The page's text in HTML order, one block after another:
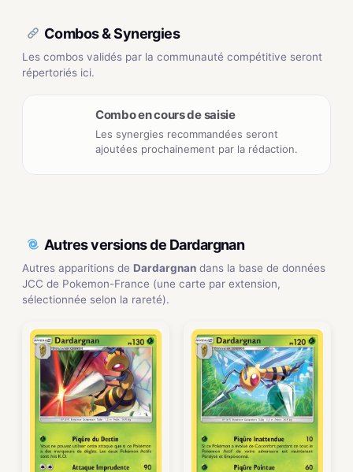
Combos & Synergies
Les combos validés par la communauté compétitive seront
répertoriés ici.
Combo en cours de saisie
Les synergies recommandées seront
ajoutées prochainement par la rédaction.
Autres versions de Dardargnan
Autres apparitions de Dardargnan dans la base de données
JCC de Pokemon-France (une carte par extension,
sélectionnée selon la rareté).